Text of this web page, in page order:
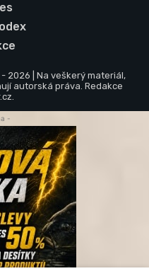
2026 | Na veškerý materiál,
autorská práva. Redakce
-